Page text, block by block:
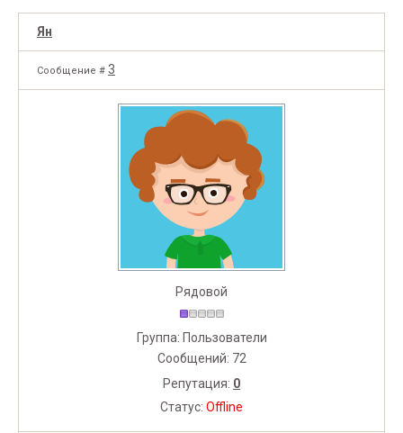
Ян
Сообщение # 3
Рядовой
Группа: Пользователи
Сообщений: 72
Репутация: 0
Статус: Offline